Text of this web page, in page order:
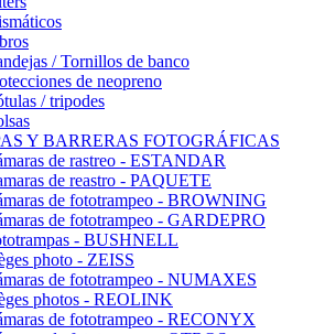
/ Tornillos de banco
de neopreno
/ tripodes
Y BARRERAS FOTOGRÁFICAS
de rastreo - ESTANDAR
de reastro - PAQUETE
de fototrampeo - BROWNING
de fototrampeo - GARDEPRO
- BUSHNELL
photo - ZEISS
de fototrampeo - NUMAXES
photos - REOLINK
de fototrampeo - RECONYX